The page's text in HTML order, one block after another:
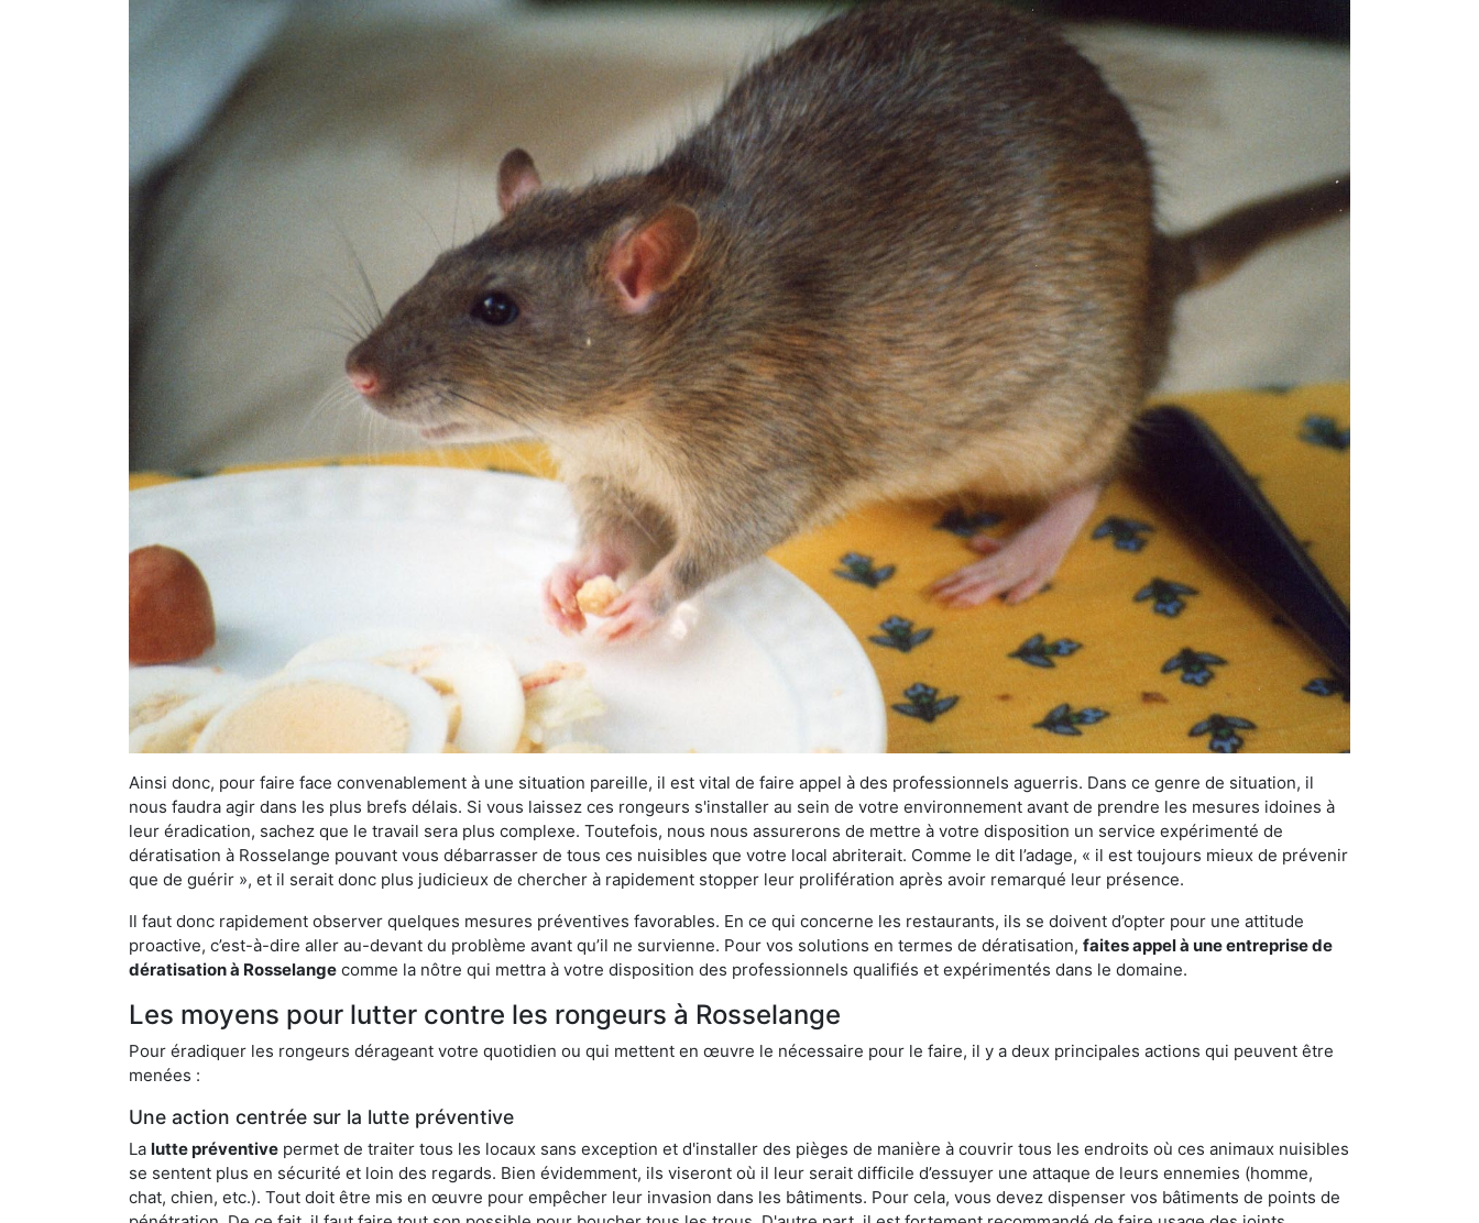
Ainsi donc, pour faire face convenablement à une situation pareille, il est vital de faire appel à des professionnels aguerris. Dans ce genre de situation, il
nous faudra agir dans les plus brefs délais. Si vous laissez ces rongeurs s'installer au sein de votre environnement avant de prendre les mesures idoines à
leur éradication, sachez que le travail sera plus complexe. Toutefois, nous nous assurerons de mettre à votre disposition un service expérimenté de
dératisation à Rosselange pouvant vous débarrasser de tous ces nuisibles que votre local abriterait. Comme le dit l’adage, « il est toujours mieux de prévenir
que de guérir », et il serait donc plus judicieux de chercher à rapidement stopper leur prolifération après avoir remarqué leur présence.
Il faut donc rapidement observer quelques mesures préventives favorables. En ce qui concerne les restaurants, ils se doivent d’opter pour une attitude
proactive, c’est-à-dire aller au-devant du problème avant qu’il ne survienne. Pour vos solutions en termes de dératisation, faites appel à une entreprise de
dératisation à Rosselange comme la nôtre qui mettra à votre disposition des professionnels qualifiés et expérimentés dans le domaine.
Les moyens pour lutter contre les rongeurs à Rosselange
Pour éradiquer les rongeurs dérageant votre quotidien ou qui mettent en œuvre le nécessaire pour le faire, il y a deux principales actions qui peuvent être
menées :
Une action centrée sur la lutte préventive
La lutte préventive permet de traiter tous les locaux sans exception et d'installer des pièges de manière à couvrir tous les endroits où ces animaux nuisibles
se sentent plus en sécurité et loin des regards. Bien évidemment, ils viseront où il leur serait difficile d’essuyer une attaque de leurs ennemies (homme,
chat, chien, etc.). Tout doit être mis en œuvre pour empêcher leur invasion dans les bâtiments. Pour cela, vous devez dispenser vos bâtiments de points de